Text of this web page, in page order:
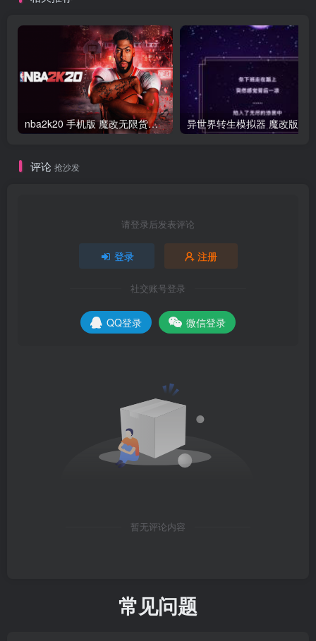
nba2k20 手机版 魔改无限货币版 异世界转生模拟器 魔改版
评论 抢沙发
请登录后发表评论
登录 注册
社交账号登录
QQ登录 微信登录
暂无评论内容
常见问题